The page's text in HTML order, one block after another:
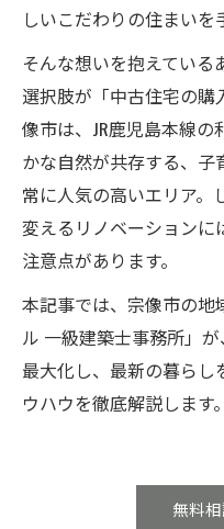
しいこだわりの住まいを
そんな想いを抱えている
選択肢が「中古住宅の購
像市は、JR鹿児島本線
かな自然が共存する、
常に人気の高いエリア。
変えるリノベーションに
注意点があります。
本記事では、宗像市の地
ル 一級建築士事務所」
最大化し、最新の暮らし
ウハウを徹底解説します。
無料